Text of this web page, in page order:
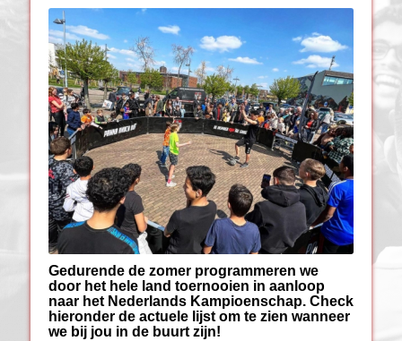
Gedurende de zomer programmeren we
door het hele land toernooien in aanloop
naar het Nederlands Kampioenschap. Check
hieronder de actuele lijst om te zien wanneer
we bij jou in de buurt zijn!